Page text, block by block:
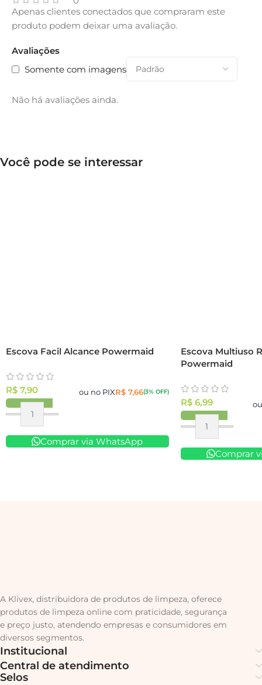
Avaliações
Somente com imagens
Não há avaliações ainda.
Apenas clientes conectados que compraram este
produto podem deixar uma avaliação.
Você pode se interessar
Escova Facil Alcance Powermaid
R$ 7,90 ou no PIXR$7,66(3% OFF)
Comprar via WhatsApp
Escova Multiuso
Powermaid
R$6,99
Comprar
A Klivex, distribuidora de produtos de limpeza, oferece
produtos de limpeza online com praticidade, segurança
e preço justo, atendendo empresas e consumidores em
diversos segmentos.
Institucional
Central de atendimento
Selos